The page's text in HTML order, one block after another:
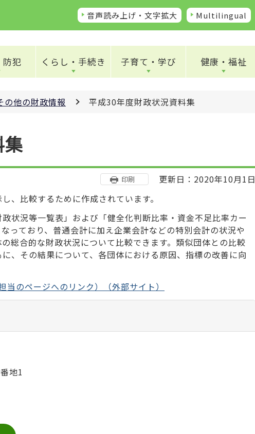
音声読み上げ・文字拡大 Multilingual
防犯 くらし・手続き 子育て・学び 健康・福祉
の他の財政情報 平成30年度財政状況資料集
集
印刷
更新日：2020年10月1日
、比較するために作成されています。
状況等一覧表」および「健全化判断比率・資金不足比率カー
っており、普通会計に加え企業会計などの特別会計の状況や
総合的な財政状況について比較できます。類似団体との比較
、その結果について、各団体における原因、指標の改善に向
のページへのリンク）（外部サイト）
地1